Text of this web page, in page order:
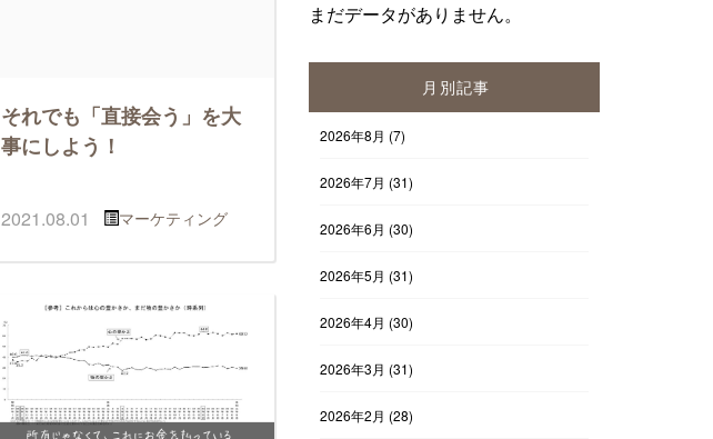
それでも「直接会う」を大
事にしよう！
2021.08.01 マーケティング
まだデータがありません。
月別記事
2026年8月 (7)
2026年7月 (31)
2026年6月 (30)
2026年5月 (31)
2026年4月 (30)
2026年3月 (31)
2026年2月 (28)